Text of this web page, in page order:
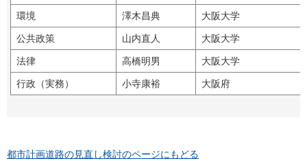
環境 澤木昌典 大阪大学
公共政策 山内直人 大阪大学
法律 高橋明男 大阪大学
行政（実務） 小寺康裕 大阪府
都市計画道路の見直し検討のページにもどる